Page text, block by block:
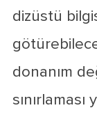
dizüstü
donanım
sınırlaması